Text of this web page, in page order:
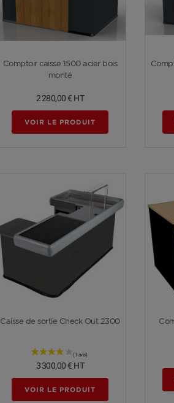
Voir plus
Comptoir caisse 1500 acier bois
monté
2 280,00 € HT
VOIR LE PRODUIT
Voir plus
Caisse de sortie Check Out 2300
3 300,00 € HT
VOIR LE PRODUIT